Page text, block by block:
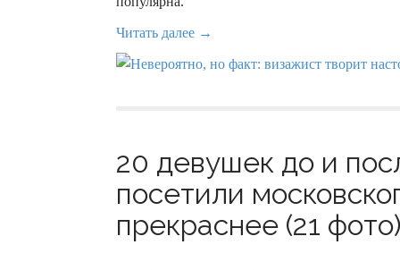
Читать далее →
20 девушек до и
посетили
прекраснее (21